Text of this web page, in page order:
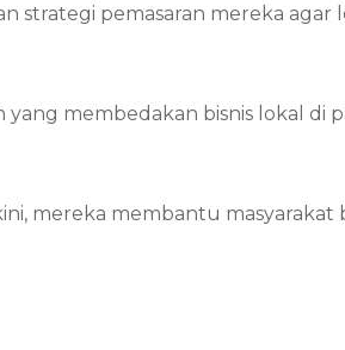
strategi pemasaran mereka agar
membedakan bisnis lokal di
mereka membantu masyarakat